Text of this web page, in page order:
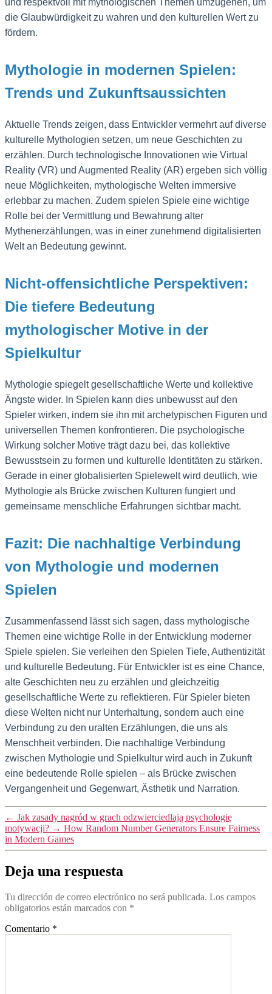
und respektvoll mit mythologischen Themen umzugehen, um
die Glaubwürdigkeit zu wahren und den kulturellen Wert zu
fördern.
Mythologie in modernen Spielen:
Trends und Zukunftsaussichten
Aktuelle Trends zeigen, dass Entwickler vermehrt auf diverse
kulturelle Mythologien setzen, um neue Geschichten zu
erzählen. Durch technologische Innovationen wie Virtual
Reality (VR) und Augmented Reality (AR) ergeben sich völlig
neue Möglichkeiten, mythologische Welten immersive
erlebbar zu machen. Zudem spielen Spiele eine wichtige
Rolle bei der Vermittlung und Bewahrung alter
Mythenerzählungen, was in einer zunehmend digitalisierten
Welt an Bedeutung gewinnt.
Nicht-offensichtliche Perspektiven:
Die tiefere Bedeutung
mythologischer Motive in der
Spielkultur
Mythologie spiegelt gesellschaftliche Werte und kollektive
Ängste wider. In Spielen kann dies unbewusst auf den
Spieler wirken, indem sie ihn mit archetypischen Figuren und
universellen Themen konfrontieren. Die psychologische
Wirkung solcher Motive trägt dazu bei, das kollektive
Bewusstsein zu formen und kulturelle Identitäten zu stärken.
Gerade in einer globalisierten Spielewelt wird deutlich, wie
Mythologie als Brücke zwischen Kulturen fungiert und
gemeinsame menschliche Erfahrungen sichtbar macht.
Fazit: Die nachhaltige Verbindung
von Mythologie und modernen
Spielen
Zusammenfassend lässt sich sagen, dass mythologische
Themen eine wichtige Rolle in der Entwicklung moderner
Spiele spielen. Sie verleihen den Spielen Tiefe, Authentizität
und kulturelle Bedeutung. Für Entwickler ist es eine Chance,
alte Geschichten neu zu erzählen und gleichzeitig
gesellschaftliche Werte zu reflektieren. Für Spieler bieten
diese Welten nicht nur Unterhaltung, sondern auch eine
Verbindung zu den uralten Erzählungen, die uns als
Menschheit verbinden. Die nachhaltige Verbindung
zwischen Mythologie und Spielkultur wird auch in Zukunft
eine bedeutende Rolle spielen – als Brücke zwischen
Vergangenheit und Gegenwart, Ästhetik und Narration.
← Jak zasady nagród w grach odzwierciedlają psychologię
motywacji? → How Random Number Generators Ensure Fairness
in Modern Games
Deja una respuesta
Tu dirección de correo electrónico no será publicada. Los campos
obligatorios están marcados con *
Comentario *